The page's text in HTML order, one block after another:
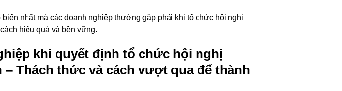
nhất mà các doanh nghiệp thường gặp phải khi tổ chức hội nghị
hiệu quả và bền vững.
khi quyết định tổ chức hội nghị
– Thách thức và cách vượt qua để thành